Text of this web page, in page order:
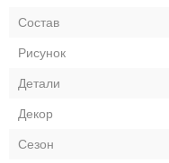
Состав
Рисунок
Детали
Декор
Сезон